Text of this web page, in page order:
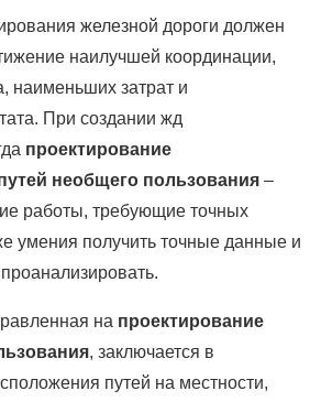
железной дороги должен
наилучшей координации,
наименьших затрат и
При создании жд
проектирование
необщего пользования –
работы, требующие точных
умения получить точные данные и
на проектирование
, заключается в
путей на местности,